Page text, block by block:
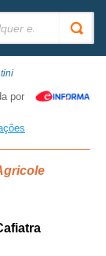
por